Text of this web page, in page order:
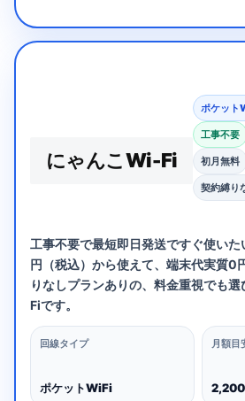
にゃんこWi-Fi
ポケット
工事不要
初月無料
契約縛り
工事不要で最短即日発送ですぐ使い
円（税込）から使えて、端末代実質0
りなしプランありの、料金重視でも
Fiです。
回線タイプ
ポケットWiFi
月額目